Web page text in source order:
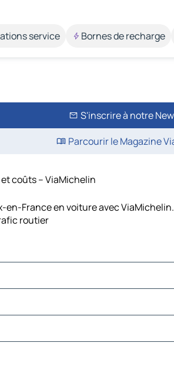
service Bornes de recharge
S'inscrire à notre
Parcourir le Magazine
coûts – ViaMichelin
France en voiture avec
routier